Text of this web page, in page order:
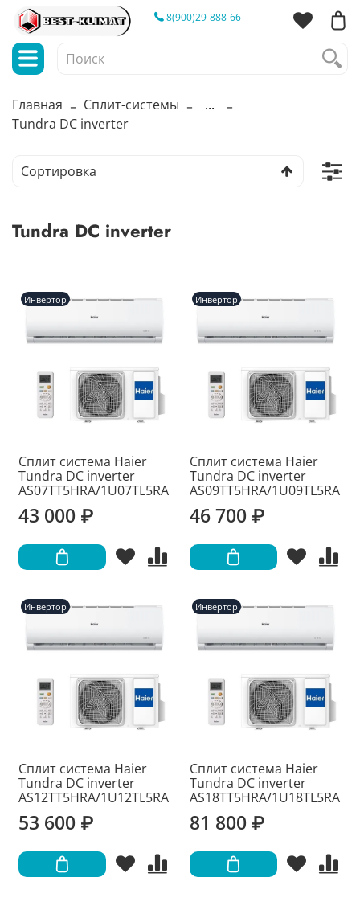
8(900)29-888-66
Главная Сплит-системы
...
Tundra DC inverter
Tundra DC inverter
Инвертор
Сплит система Haier
Tundra DC inverter
AS07TT5HRA/1U07TL5RA
43 000 ₽
Инвертор
Сплит система Haier
Tundra DC inverter
AS09TT5HRA/1U09TL5RA
46 700 ₽
Инвертор
Сплит система Haier
Tundra DC inverter
AS12TT5HRA/1U12TL5RA
53 600 ₽
Инвертор
Сплит система Haier
Tundra DC inverter
AS18TT5HRA/1U18TL5RA
81 800 ₽